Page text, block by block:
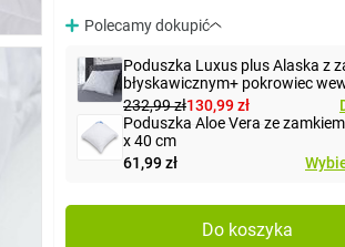
Polecamy dokupić
Poduszka Luxus plus Alaska z
błyskawicznym+ pokrowiec
biały, 70 x 90 cm
232,99 zł130,99 zł
Poduszka Aloe Vera ze
x 40 cm
61,99 zł
Do koszyka